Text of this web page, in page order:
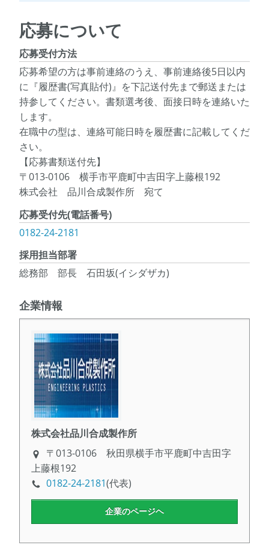
応募について
応募受付方法
応募希望の方は事前連絡のうえ、事前連絡後5日以内
に『履歴書(写真貼付)』を下記送付先まで郵送または
持参してください。書類選考後、面接日時を連絡いた
します。
在職中の型は、連絡可能日時を履歴書に記載してくだ
さい。
【応募書類送付先】
〒013-0106 横手市平鹿町中吉田字上藤根192
株式会社 品川合成製作所 宛て
応募受付先(電話番号)
0182-24-2181
採用担当部署
総務部 部長 石田坂(イシダザカ)
企業情報
株式会社品川合成製作所
〒013-0106 秋田県横手市平鹿町中吉田字
上藤根192
0182-24-2181(代表)
企業のページヘ